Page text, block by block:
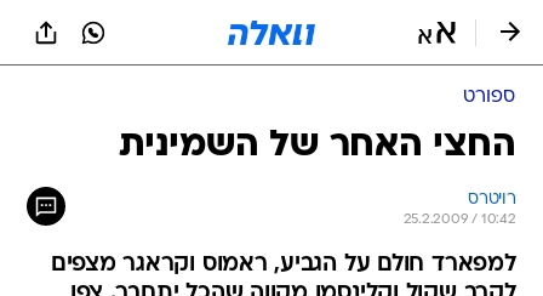
ספורט
החצי האחר של השמינית
רויטרס
25.2.2009 / 10:42
למפארד חולם על הגביע, ראמוס וקראגר מצפים